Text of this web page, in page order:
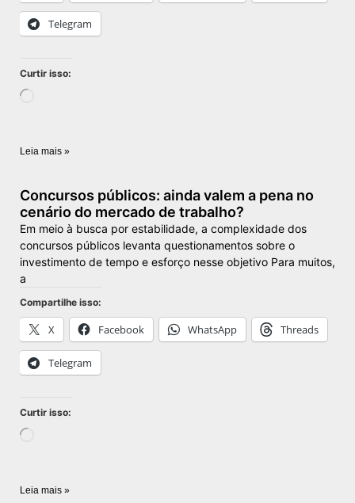
Telegram
Curtir isso:
Leia mais »
Concursos públicos: ainda valem a pena no
cenário do mercado de trabalho?
Em meio à busca por estabilidade, a complexidade dos
concursos públicos levanta questionamentos sobre o
investimento de tempo e esforço nesse objetivo Para muitos,
a
Compartilhe isso:
X Facebook WhatsApp Threads
Telegram
Curtir isso:
Leia mais »